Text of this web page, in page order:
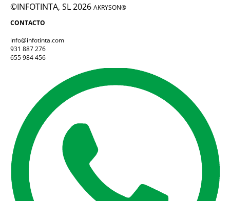
©INFOTINTA, SL 2026 AKRYSON®
CONTACTO
info@infotinta.com
931 887 276
655 984 456